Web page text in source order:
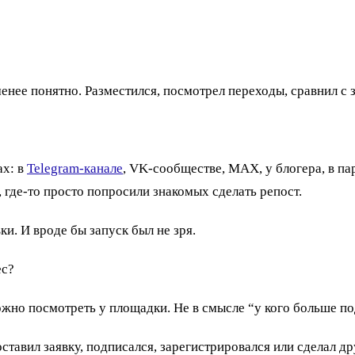
понятно. Разместился, посмотрел переходы, сравнил с
в Telegram-канале, VK-сообществе, MAX, у блогера, в
то просто попросили знакомых сделать репост.
И вроде бы запуск был не зря.
посмотреть у площадки. Не в смысле “у кого больше
заявку, подписался, зарегистрировался или сделал